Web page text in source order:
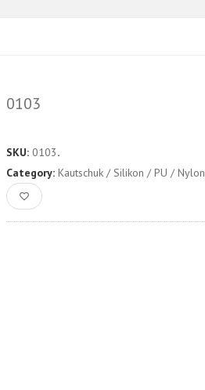
0103
SKU: 0103.
Category: Kautschuk / Silikon / PU / Nylon